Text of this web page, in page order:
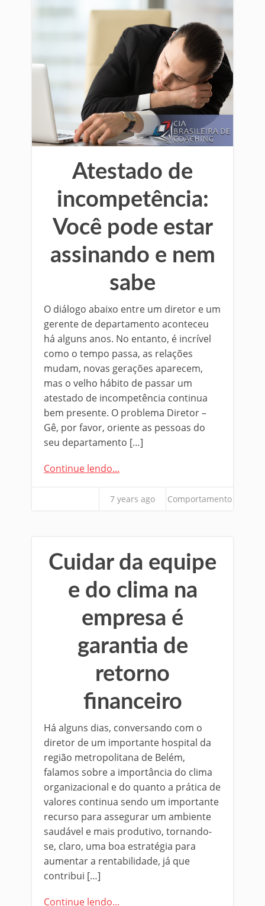
Atestado de
incompetência:
Você pode estar
assinando e nem
sabe
O diálogo abaixo entre um diretor e um
gerente de departamento aconteceu
há alguns anos. No entanto, é incrível
como o tempo passa, as relações
mudam, novas gerações aparecem,
mas o velho hábito de passar um
atestado de incompetência continua
bem presente. O problema Diretor –
Gê, por favor, oriente as pessoas do
seu departamento […]
Continue lendo...
7 years ago Comportamento
Cuidar da equipe
e do clima na
empresa é
garantia de
retorno
financeiro
Há alguns dias, conversando com o
diretor de um importante hospital da
região metropolitana de Belém,
falamos sobre a importância do clima
organizacional e do quanto a prática de
valores continua sendo um importante
recurso para assegurar um ambiente
saudável e mais produtivo, tornando-
se, claro, uma boa estratégia para
aumentar a rentabilidade, já que
contribui […]
Continue lendo...